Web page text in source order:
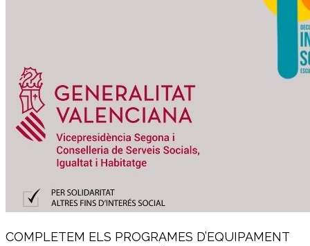
COMPLETEM ELS PROGRAMES D’EQUIPAMENT